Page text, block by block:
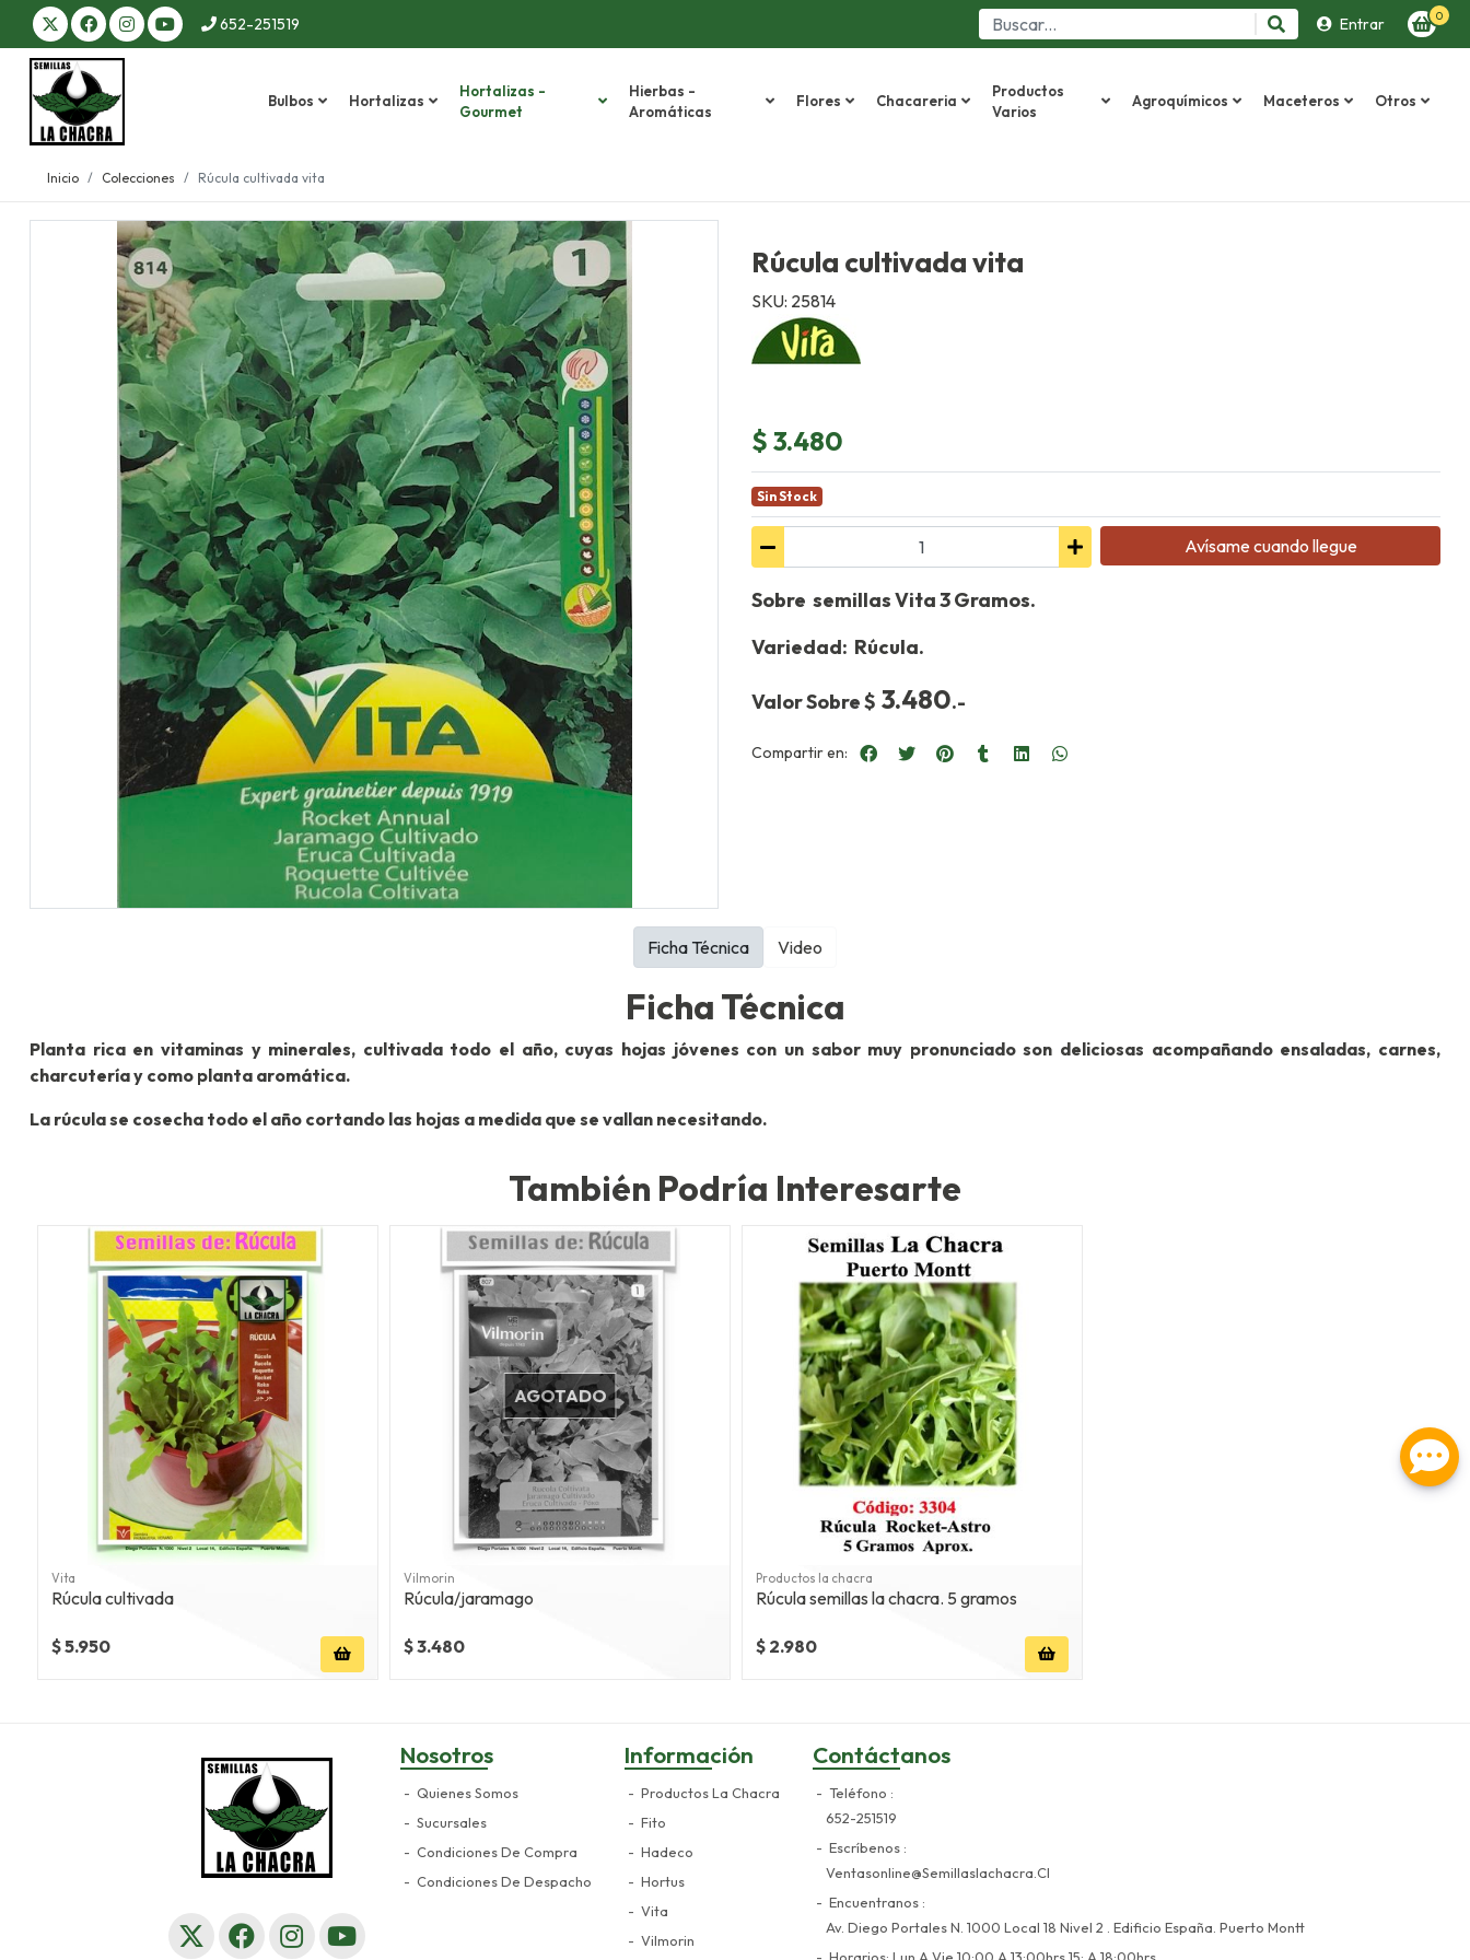
652-251519 Entrar 0
Bulbos Hortalizas
Hortalizas -
Gourmet
Hierbas -
Aromáticas
Flores Chacareria
Productos
Varios
Agroquímicos Maceteros Otros
Inicio Colecciones Rúcula cultivada vita
Rúcula cultivada vita
SKU: 25814
$ 3.480
Sin Stock
Avísame cuando llegue
Sobre semillas Vita 3 Gramos.
Variedad: Rúcula.
Valor Sobre $ 3.480.-
Compartir en:
Ficha Técnica
Planta rica en vitaminas y minerales, cultivada todo el año, cuyas hojas jóvenes con un sabor muy pronunciado son deliciosas acompañando ensaladas, carnes,
charcutería y como planta aromática.
La rúcula se cosecha todo el año cortando las hojas a medida que se vallan necesitando.
Ficha Técnica Video
También Podría Interesarte
Vita
Rúcula cultivada
$ 5.950
AGOTADO
Vilmorin
Rúcula/jaramago
$ 3.480
Productos la chacra
Rúcula semillas la chacra. 5 gramos
$ 2.980
Nosotros
Quienes Somos
Sucursales
Condiciones De Compra
Condiciones De Despacho
Información
Productos La Chacra
Fito
Hadeco
Hortus
Vita
Vilmorin
Contáctanos
Teléfono
652-251519
Escríbenos
Ventasonline@semillaslachacra.cl
Encuentranos
Av. Diego Portales N. 1000 Local 18 Nivel 2 . Edificio España. Puerto Montt